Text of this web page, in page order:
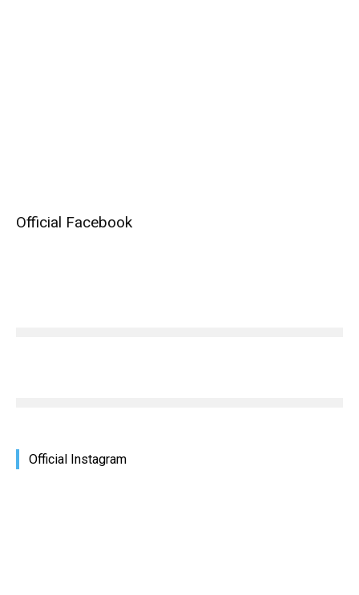
Official Facebook
Official Instagram